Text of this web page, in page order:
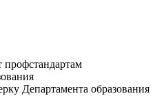
профстандартам
Департамента образования